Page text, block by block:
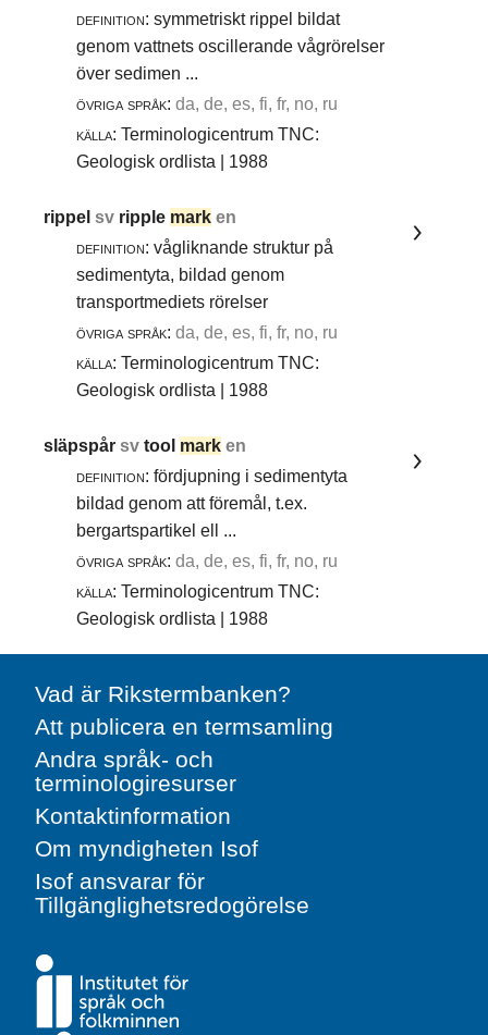
definition: symmetriskt rippel bildat
genom vattnets oscillerande vågrörelser
över sedimen ...
övriga språk: da, de, es, fi, fr, no, ru
källa: Terminologicentrum TNC:
Geologisk ordlista | 1988
rippelsv ripple mark en
definition: vågliknande struktur på
sedimentyta, bildad genom
transportmediets rörelser
övriga språk: da, de, es, fi, fr, no, ru
källa: Terminologicentrum TNC:
Geologisk ordlista | 1988
släpspårsvtool mark en
definition: fördjupning i sedimentyta
bildad genom att föremål, t.ex.
bergartspartikel ell ...
övriga språk: da, de, es, fi, fr, no, ru
källa: Terminologicentrum TNC:
Geologisk ordlista | 1988
Vad är Rikstermbanken?
Att publicera en termsamling
Andra språk- och
terminologiresurser
Kontaktinformation
Om myndigheten Isof
Isof ansvarar för
Tillgänglighetsredogörelse